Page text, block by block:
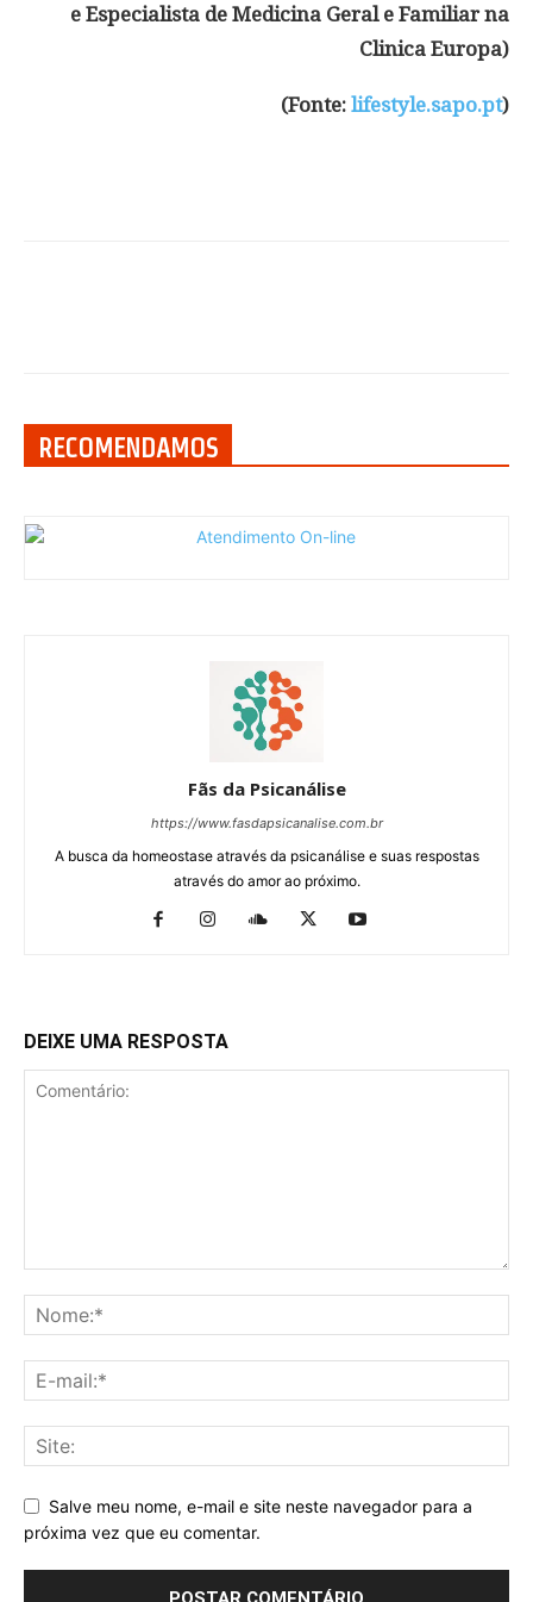
e Especialista de Medicina Geral e Familiar na
Clinica Europa)
(Fonte: lifestyle.sapo.pt)
RECOMENDAMOS
Fãs da Psicanálise
https://www.fasdapsicanalise.com.br
A busca da homeostase através da psicanálise e suas respostas
através do amor ao próximo.
DEIXE UMA RESPOSTA
Salve meu nome, e-mail e site neste navegador para a
próxima vez que eu comentar.